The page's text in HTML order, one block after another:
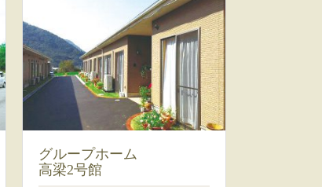
グループホーム
高梁2号館